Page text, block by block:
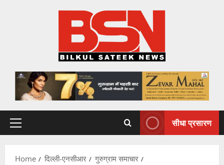
Primary
सीधा प्रसारण
Home दिल्ली-एनसीआर
गुरुग्राम समाचार